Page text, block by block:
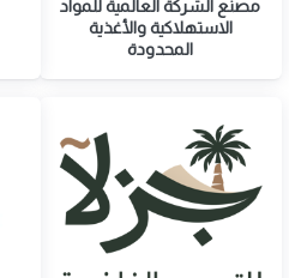
مصنع الشركة العالمية للمواد
الاستهلاكية والأغذية
المحدودة